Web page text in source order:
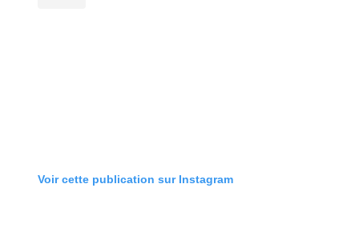
Voir cette publication sur Instagram